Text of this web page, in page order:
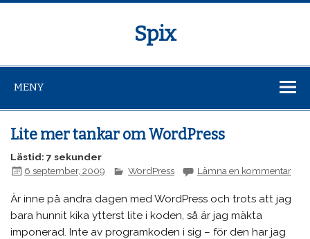
Spix
MENY
Lite mer tankar om WordPress
Lästid: 7 sekunder
6 september, 2009
WordPress Lämna en kommentar
Är inne på andra dagen med WordPress och trots att jag
bara hunnit kika ytterst lite i koden, så är jag mäkta
imponerad. Inte av programkoden i sig – för den har jag